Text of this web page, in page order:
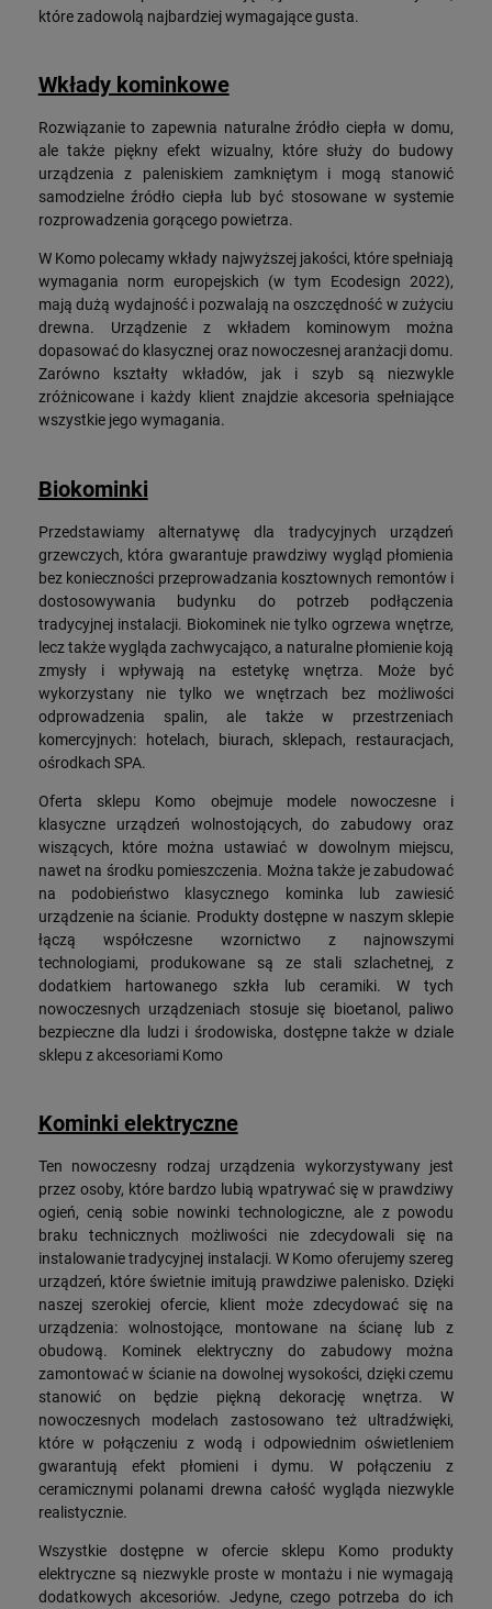
które zadowolą najbardziej wymagające gusta.
Wkłady kominkowe
Rozwiązanie to zapewnia naturalne źródło ciepła w domu,
ale także piękny efekt wizualny, które służy do budowy
urządzenia z paleniskiem zamkniętym i mogą stanowić
samodzielne źródło ciepła lub być stosowane w systemie
rozprowadzenia gorącego powietrza.
W Komo polecamy wkłady najwyższej jakości, które spełniają
wymagania norm europejskich (w tym Ecodesign 2022),
mają dużą wydajność i pozwalają na oszczędność w zużyciu
drewna. Urządzenie z wkładem kominowym można
dopasować do klasycznej oraz nowoczesnej aranżacji domu.
Zarówno kształty wkładów, jak i szyb są niezwykle
zróżnicowane i każdy klient znajdzie akcesoria spełniające
wszystkie jego wymagania.
Biokominki
Przedstawiamy alternatywę dla tradycyjnych urządzeń
grzewczych, która gwarantuje prawdziwy wygląd płomienia
bez konieczności przeprowadzania kosztownych remontów i
dostosowywania budynku do potrzeb podłączenia
tradycyjnej instalacji. Biokominek nie tylko ogrzewa wnętrze,
lecz także wygląda zachwycająco, a naturalne płomienie koją
zmysły i wpływają na estetykę wnętrza. Może być
wykorzystany nie tylko we wnętrzach bez możliwości
odprowadzenia spalin, ale także w przestrzeniach
komercyjnych: hotelach, biurach, sklepach, restauracjach,
ośrodkach SPA.
Oferta sklepu Komo obejmuje modele nowoczesne i
klasyczne urządzeń wolnostojących, do zabudowy oraz
wiszących, które można ustawiać w dowolnym miejscu,
nawet na środku pomieszczenia. Można także je zabudować
na podobieństwo klasycznego kominka lub zawiesić
urządzenie na ścianie. Produkty dostępne w naszym sklepie
łączą współczesne wzornictwo z najnowszymi
technologiami, produkowane są ze stali szlachetnej, z
dodatkiem hartowanego szkła lub ceramiki. W tych
nowoczesnych urządzeniach stosuje się bioetanol, paliwo
bezpieczne dla ludzi i środowiska, dostępne także w dziale
sklepu z akcesoriami Komo
Kominki elektryczne
Ten nowoczesny rodzaj urządzenia wykorzystywany jest
przez osoby, które bardzo lubią wpatrywać się w prawdziwy
ogień, cenią sobie nowinki technologiczne, ale z powodu
braku technicznych możliwości nie zdecydowali się na
instalowanie tradycyjnej instalacji. W Komo oferujemy szereg
urządzeń, które świetnie imitują prawdziwe palenisko. Dzięki
naszej szerokiej ofercie, klient może zdecydować się na
urządzenia: wolnostojące, montowane na ścianę lub z
obudową. Kominek elektryczny do zabudowy można
zamontować w ścianie na dowolnej wysokości, dzięki czemu
stanowić on będzie piękną dekorację wnętrza. W
nowoczesnych modelach zastosowano też ultradźwięki,
które w połączeniu z wodą i odpowiednim oświetleniem
gwarantują efekt płomieni i dymu. W połączeniu z
ceramicznymi polanami drewna całość wygląda niezwykle
realistycznie.
Wszystkie dostępne w ofercie sklepu Komo produkty
elektryczne są niezwykle proste w montażu i nie wymagają
dodatkowych akcesoriów. Jedyne, czego potrzeba do ich